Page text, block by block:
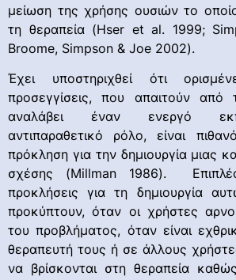
μείωση της χρήσης ουσιών το οποίο
τη θεραπεία (Hser et al. 1999;
Broome, Simpson & Joe 2002).
Έχει υποστηριχθεί ότι
προσεγγίσεις, που απαιτούν
αναλάβει έναν ενεργό
αντιπαραθετικό ρόλο, είναι
πρόκληση για την δημιουργία μιας
σχέσης (Millman 1986).
προκλήσεις για τη δημιουργία
προκύπτουν, όταν οι χρήστες
του προβλήματος, όταν είναι
θεραπευτή τους ή σε άλλους
να βρίσκονται στη θεραπεία